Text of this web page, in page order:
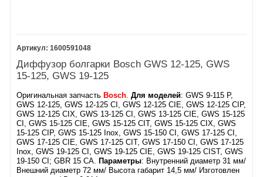
1600591048
Диффузор болгарки Bosch GWS 12-125, GWS
15-125, GWS 19-125
Оригинальная запчасть Bosch.Для моделей: GWS 9-115 P,
GWS 12-125, GWS 12-125 CI, GWS 12-125 CIE, GWS 12-125 CIP,
GWS 12-125 CIX, GWS 13-125 CI, GWS 13-125 CIE, GWS 15-125
CI, GWS 15-125 CIE, GWS 15-125 CIT, GWS 15-125 CIX, GWS
15-125 CIP, GWS 15-125 Inox, GWS 15-150 CI, GWS 17-125 CI,
GWS 17-125 CIE, GWS 17-125 CIT, GWS 17-150 CI, GWS 17-125
Inox, GWS 19-125 CI, GWS 19-125 CIE, GWS 19-125 CIST, GWS
19-150 CI; GBR 15 CA. Параметры: Внутренний диаметр 31 мм/
Внешний диаметр 72 мм/ Высота габарит 14,5 мм/ Изготовлен